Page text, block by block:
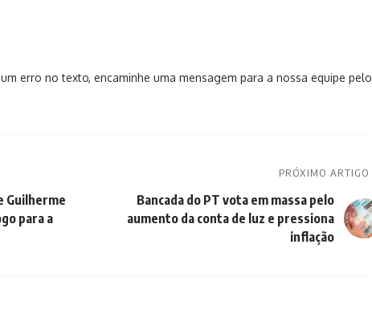
erro no texto, encaminhe uma mensagem para a nossa equipe pelo
Guilherme
para a
PRÓXIMO ARTIGO
Bancada do PT vota em massa pelo
aumento da conta de luz e pressiona
inflação